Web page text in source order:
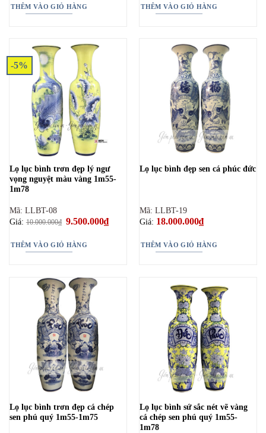
THÊM VÀO GIỎ HÀNG THÊM VÀO GIỎ HÀNG
-5%
Lọ lục bình trơn đẹp lý ngư
vọng nguyệt màu vàng 1m55-
1m78
Mã: LLBT-08
Giá:10.000.000₫ Giá
gốc
10.000.000₫.
9.500.000₫Giá
hiện
THÊM VÀO GIỎ HÀNG
Lọ lục bình đẹp sen cá phúc đức
Mã: LLBT-19
Giá: 18.000.000₫
THÊM VÀO GIỎ HÀNG
Lọ lục bình trơn đẹp cá chép
sen phú quý 1m55-1m75
Lọ lục bình sứ sắc nét vẽ vàng
cá chép sen phú quý 1m55-
1m78